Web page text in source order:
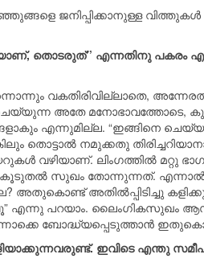
ജനിപ്പിക്കാനുള്ള
തൊടരുത്’’ എന്നതിനു
വകതിരിവില്ലാതെ,
അതേ മനോഭാവത്തോടെ,
എന്നുമില്ല. “ഇങ്ങിനെ
തൊട്ടാല്‍ നമുക്കതു
വഴിയാണ്. ലിംഗത്തില്‍ മറ്റു
സുഖം തോന്നുന്നത്. എന്നാല്‍
അതുകൊണ്ട് അതില്‍പ്പിടിച്ചു
എന്നു പറയാം. ലൈംഗികസുഖം
ബോദ്ധ്യപ്പെടുത്താന്‍
ഇവിടെ എന്തു